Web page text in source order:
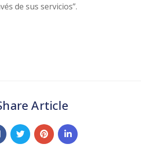
de sus servicios”.
Article